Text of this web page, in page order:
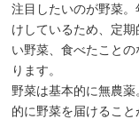
注目したいのが野菜
けしているため、定
い野菜、食べたこと
ります。
野菜は基本的に無農
的に野菜を届けること